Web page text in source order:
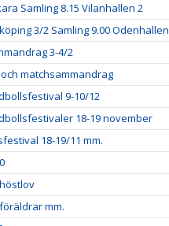
Samling 8.15 Vilanhallen 2
3/2 Samling 9.00 Odenhallen
3-4/2
matchsammandrag
9-10/12
18-19 november
18-19/11 mm.
mm.